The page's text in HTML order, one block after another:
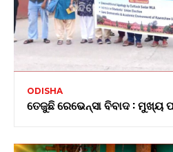
ODISHA
ତେଜୁଛି ରେଭେନ୍ସା ବିବାଦ :